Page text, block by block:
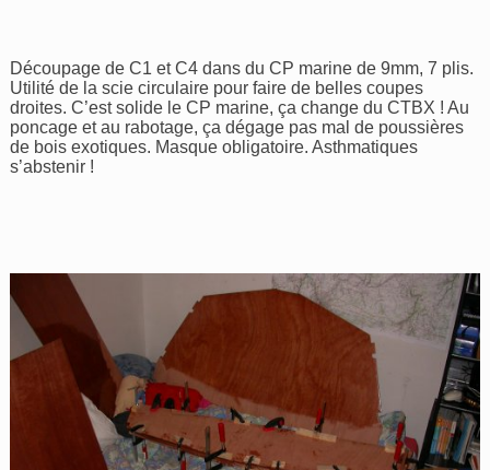
Découpage de C1 et C4 dans du CP marine de 9mm, 7 plis.
Utilité de la scie circulaire pour faire de belles coupes
droites. C’est solide le CP marine, ça change du CTBX ! Au
poncage et au rabotage, ça dégage pas mal de poussières
de bois exotiques. Masque obligatoire. Asthmatiques
s’abstenir !